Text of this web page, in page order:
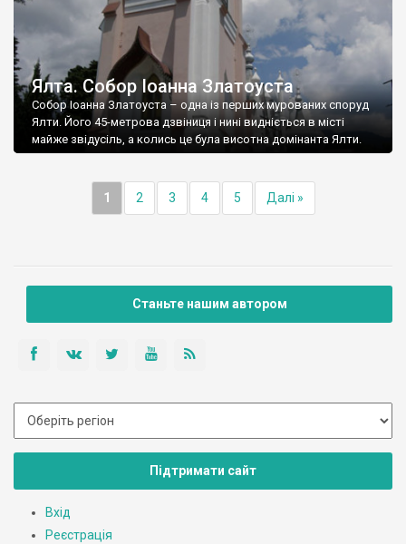
Ялта. Собор Іоанна Златоуста
Собор Іоанна Златоуста – одна із перших мурованих споруд
Ялти. Його 45-метрова дзвіниця і нині видніється в місті
майже звідусіль, а колись це була висотна домінанта Ялти.
1 2 3 4 5 Далі »
Станьте нашим автором
Підтримати сайт
Вхід
Реєстрація